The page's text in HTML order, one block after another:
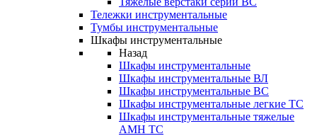
Тележки инструментальные
Тумбы инструментальные
Шкафы инструментальные
Назад
Шкафы инструментальные
Шкафы инструментальные ВЛ
Шкафы инструментальные ВС
Шкафы инструментальные легкие ТС
Шкафы инструментальные тяжелые
AMH TC